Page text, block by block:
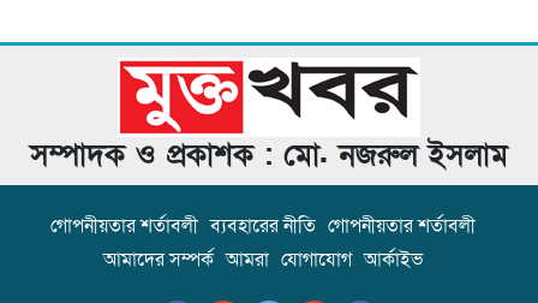
সম্পাদক ও প্রকাশক : মো. নজরুল ইসলাম
গোপনীয়তার শর্তাবলী ব্যবহারের নীতি গোপনীয়তার শর্তাবলী
আমাদের সম্পর্ক আমরা যোগাযোগ আর্কাইভ